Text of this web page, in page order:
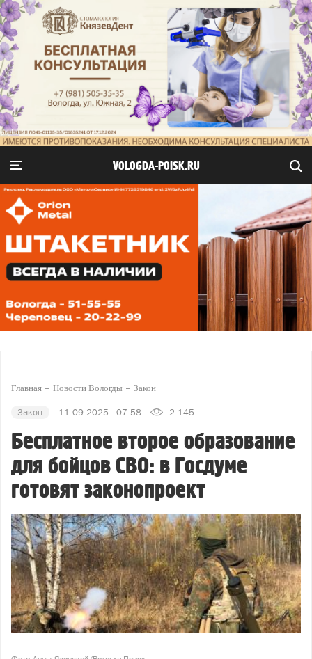
VOLOGDA-POISK.RU
Главная Новости Вологды Закон
Закон 11.09.2025 - 07:58 2 145
Бесплатное второе образование
для бойцов СВО: в Госдуме
готовят законопроект